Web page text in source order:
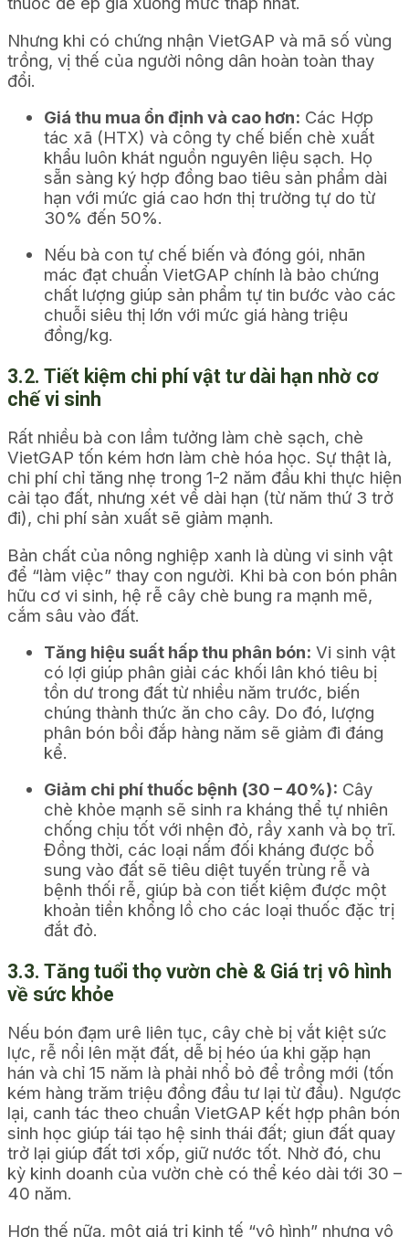
Nhưng khi có chứng nhận VietGAP và mã số vùng
trồng, vị thế của người nông dân hoàn toàn thay
đổi.
Giá thu mua ổn định và cao hơn: Các Hợp
tác xã (HTX) và công ty chế biến chè xuất
khẩu luôn khát nguồn nguyên liệu sạch. Họ
sẵn sàng ký hợp đồng bao tiêu sản phẩm dài
hạn với mức giá cao hơn thị trường tự do từ
30% đến 50%.
Nếu bà con tự chế biến và đóng gói, nhãn
mác đạt chuẩn VietGAP chính là bảo chứng
chất lượng giúp sản phẩm tự tin bước vào các
chuỗi siêu thị lớn với mức giá hàng triệu
đồng/kg.
3.2. Tiết kiệm chi phí vật tư dài hạn nhờ cơ
chế vi sinh
Rất nhiều bà con lầm tưởng làm chè sạch, chè
VietGAP tốn kém hơn làm chè hóa học. Sự thật là,
chi phí chỉ tăng nhẹ trong 1-2 năm đầu khi thực hiện
cải tạo đất, nhưng xét về dài hạn (từ năm thứ 3 trở
đi), chi phí sản xuất sẽ giảm mạnh.
Bản chất của nông nghiệp xanh là dùng vi sinh vật
để “làm việc” thay con người. Khi bà con bón phân
hữu cơ vi sinh, hệ rễ cây chè bung ra mạnh mẽ,
cắm sâu vào đất.
Tăng hiệu suất hấp thu phân bón: Vi sinh vật
có lợi giúp phân giải các khối lân khó tiêu bị
tồn dư trong đất từ nhiều năm trước, biến
chúng thành thức ăn cho cây. Do đó, lượng
phân bón bồi đắp hàng năm sẽ giảm đi đáng
kể.
Giảm chi phí thuốc bệnh (30 – 40%): Cây
chè khỏe mạnh sẽ sinh ra kháng thể tự nhiên
chống chịu tốt với nhện đỏ, rầy xanh và bọ trĩ.
Đồng thời, các loại nấm đối kháng được bổ
sung vào đất sẽ tiêu diệt tuyến trùng rễ và
bệnh thối rễ, giúp bà con tiết kiệm được một
khoản tiền khổng lồ cho các loại thuốc đặc trị
đắt đỏ.
3.3. Tăng tuổi thọ vườn chè & Giá trị vô hình
về sức khỏe
Nếu bón đạm urê liên tục, cây chè bị vắt kiệt sức
lực, rễ nổi lên mặt đất, dễ bị héo úa khi gặp hạn
hán và chỉ 15 năm là phải nhổ bỏ để trồng mới (tốn
kém hàng trăm triệu đồng đầu tư lại từ đầu). Ngược
lại, canh tác theo chuẩn VietGAP kết hợp phân bón
sinh học giúp tái tạo hệ sinh thái đất; giun đất quay
trở lại giúp đất tơi xốp, giữ nước tốt. Nhờ đó, chu
kỳ kinh doanh của vườn chè có thể kéo dài tới 30 –
40 năm.
Hơn thế nữa, một giá trị kinh tế “vô hình” nhưng vô